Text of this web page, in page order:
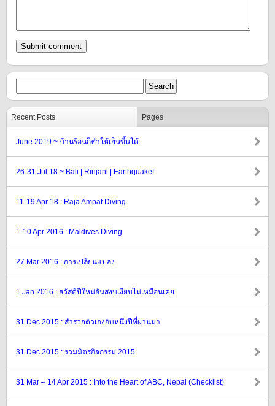
Recent Posts Pages
June 2019 ~ บ้านร้อนก็ทำให้เย็นขึ้นได้
26-31 Jul 18 ~ Bali | Rinjani | Earthquake!
11-19 Apr 18 : Raja Ampat Diving
1-10 Apr 2016 : Maldives Diving
27 Mar 2016 : การเปลี่ยนแปลง
1 Jan 2016 : สวัสดีปีใหม่อันสงบเงียบไม่เหมือนเคย
31 Dec 2015 : สำรวจตัวเองกับหนึ่งปีที่ผ่านมา
31 Dec 2015 : รวมมิตรกิจกรรม 2015
31 Mar – 14 Apr 2015 : Into the Heart of ABC, Nepal (Checklist)